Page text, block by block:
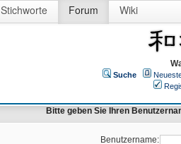
Stichworte Forum Wiki
Suche
Bitte geben Sie Ihren
Benutzername: